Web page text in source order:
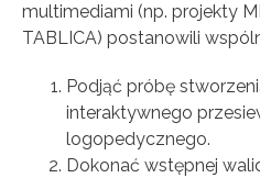
multimediami (np. projekty
TABLICA) postanowili
Podjąć próbę
interaktywnego
logopedycznego.
Dokonać wstępnej